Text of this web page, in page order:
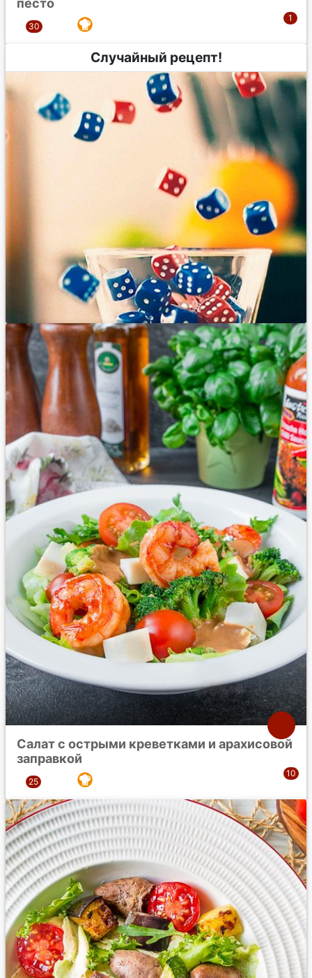
песто
Случайный рецепт!
Салат с острыми креветками и арахисовой
заправкой